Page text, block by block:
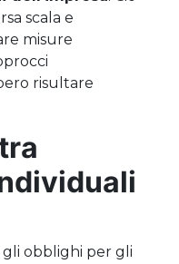
scala e
misure
risultare
obblighi per gli